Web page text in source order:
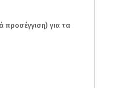
για τα